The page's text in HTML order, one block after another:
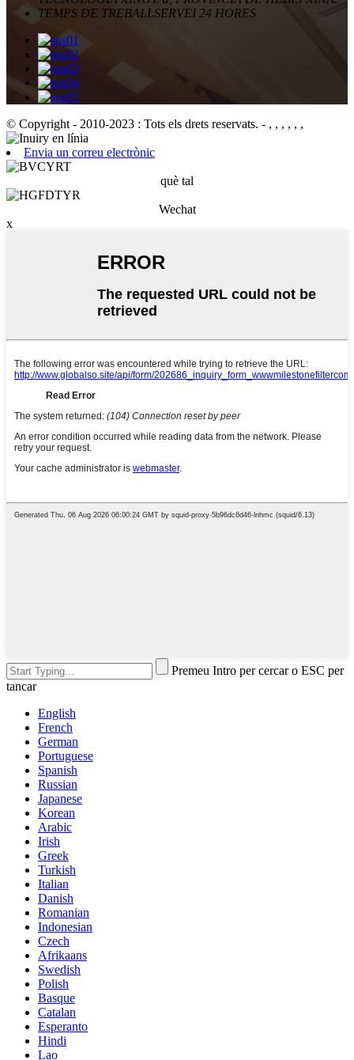
TEMPS DE TREBALLSERVEI 24 HORES
© Copyright - 2010-2023 : Tots els drets reservats. - , , , , , ,
Envia un correu electrònic
què tal
Wechat
x
Premeu Intro per cercar o ESC per
tancar
English
French
German
Portuguese
Spanish
Russian
Japanese
Korean
Arabic
Irish
Greek
Turkish
Italian
Danish
Romanian
Indonesian
Czech
Afrikaans
Swedish
Polish
Basque
Catalan
Esperanto
Hindi
Lao